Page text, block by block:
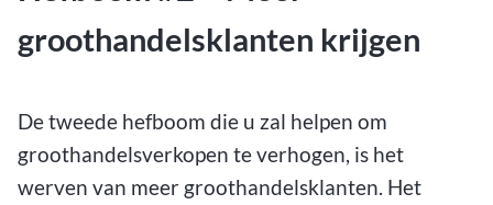
groothandelsklanten krijgen
De tweede hefboom die u zal helpen om
groothandelsverkopen te verhogen, is het
werven van meer groothandelsklanten. Het